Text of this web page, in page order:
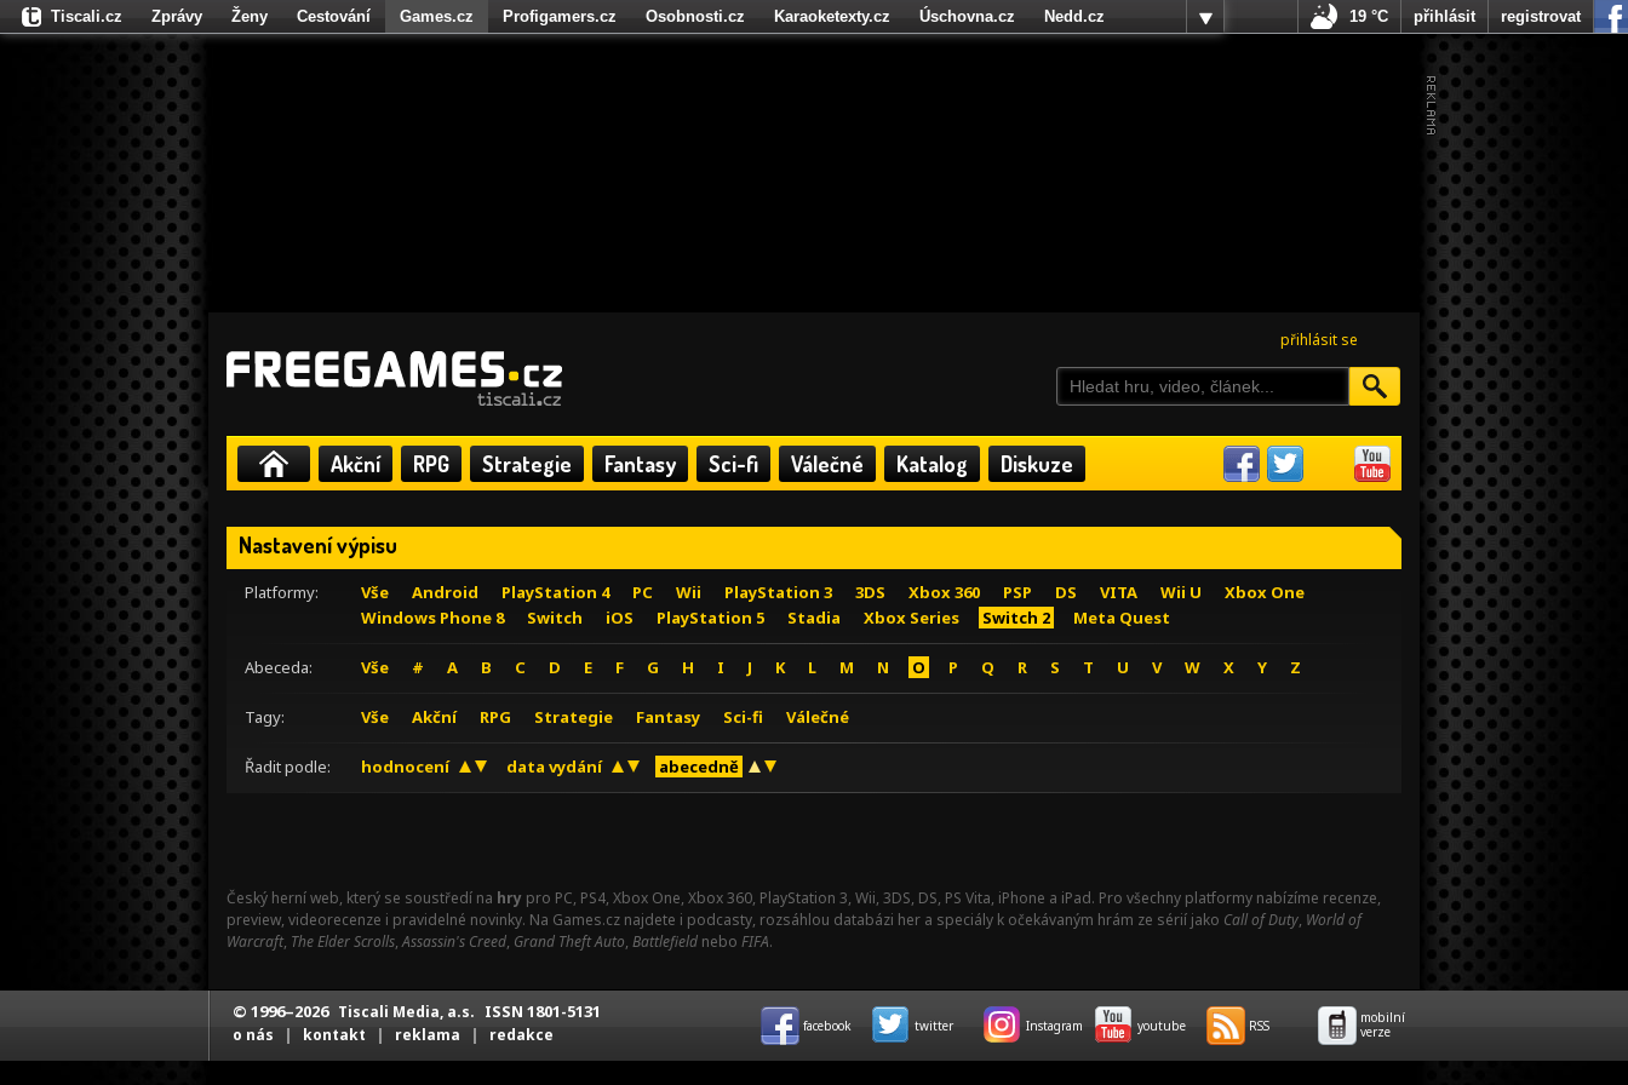
přihlásit se
Akční RPG Strategie Fantasy Sci-fi Válečné Katalog Diskuze
Nastavení výpisu
Platformy: Vše Android PlayStation 4 PC Wii PlayStation 3 3DS Xbox 360 PSP DS VITA Wii U
Xbox One
Windows Phone 8
Switch iOS PlayStation 5 Stadia Xbox Series Switch 2 Meta Quest
Abeceda: Vše # A B C D E F G H I J K L M N O P Q R S T U V W X Y Z
Tagy: Vše Akční RPG Strategie Fantasy Sci-fi Válečné
Řadit podle: hodnocení data vydání abecedně
Český herní web, který se soustředí na hry pro PC, PS4, Xbox One, Xbox 360, PlayStation 3, Wii, 3DS, DS, PS Vita, iPhone a iPad. Pro všechny platformy nabízíme recenze,
preview, videorecenze i pravidelné novinky. Na Games.cz najdete i podcasty, rozsáhlou databázi her a speciály k očekávaným hrám ze sérií jako Call of Duty, World of
Warcraft, The Elder Scrolls,Assassin's Creed, Grand Theft Auto, Battlefield nebo FIFA.
Tiscali.cz Zprávy Ženy Cestování Games.cz Profigamers.cz Osobnosti.cz Karaoketexty.cz Úschovna.cz
Nedd.cz
Fights.cz
19 °C přihlásit registrovat
© 1996–2026 Tiscali Media, a.s. ISSN 1801-5131
o nás | kontakt | reklama | redakce facebook twitter Instagram youtube RSS
mobilní
verze